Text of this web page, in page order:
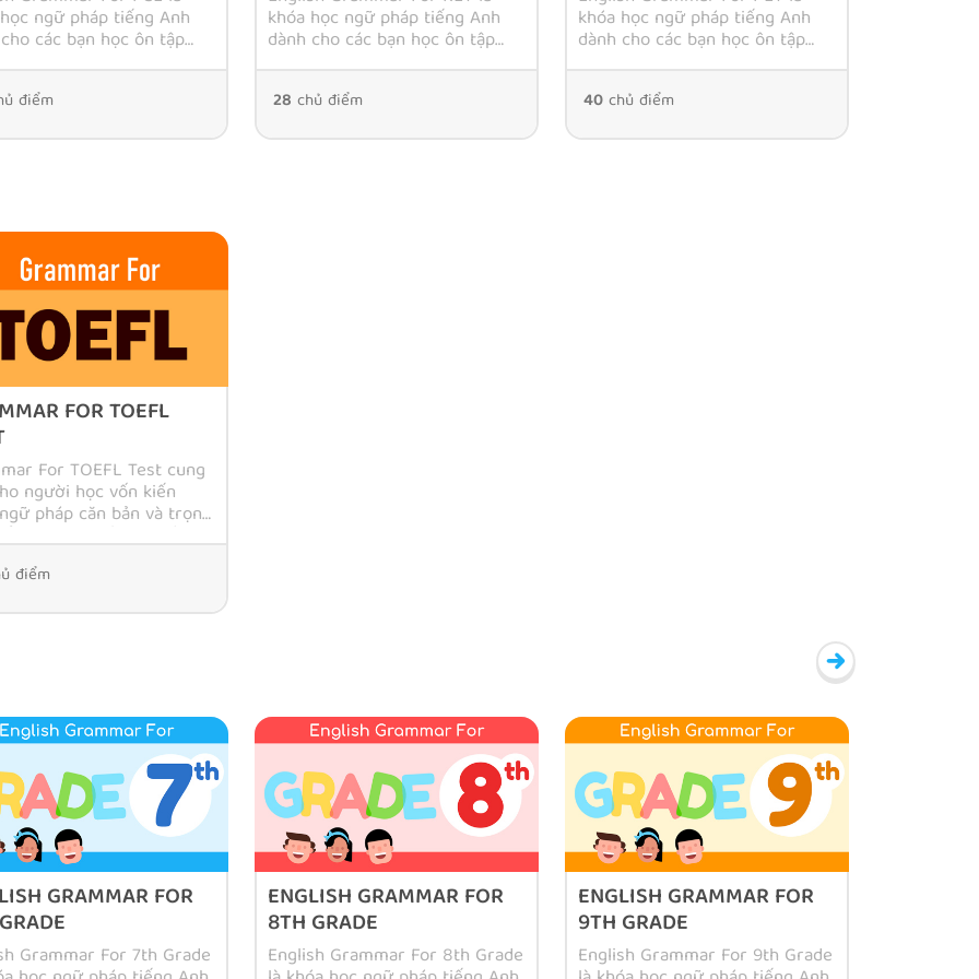
ngữ pháp tiếng Anh
các bạn học ôn tập
thi Cambridge FCE,
ứng với trình độ CEFR B2
điểm
khóa học ngữ pháp tiếng Anh
dành cho các bạn học ôn tập
cho kỳ thi Cambridge KET,
tương ứng với trình độ CEFR A2
28 chủ điểm
khóa học ngữ pháp tiếng Anh
dành cho các bạn học ôn tập
cho kỳ thi Cambridge PET,
tương ứng với trình độ CEFR B1
40chủ điểm
FOR TOEFL
For TOEFL Test cung
người học vốn kiến
pháp căn bản và trọng
đạt được kết quả tốt
kỳ thi TOEFL iBT
điểm
GRAMMAR FOR
Grammar For 7th Grade
ENGLISH GRAMMAR FOR
8TH GRADE
English Grammar For 8th Grade
ENGLISH GRAMMAR FOR
9TH GRADE
English Grammar For 9th Grade